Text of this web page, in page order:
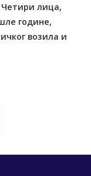
лица,
године,
возила и